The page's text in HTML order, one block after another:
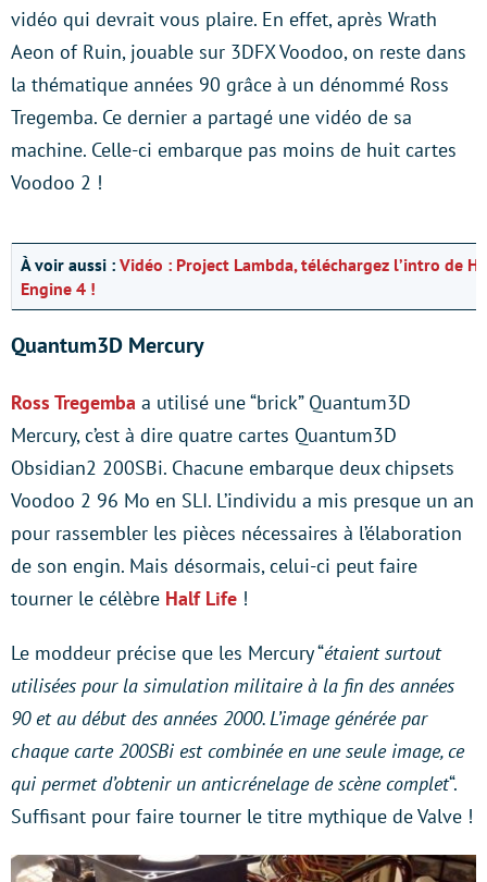
vidéo qui devrait vous plaire. En effet, après Wrath
Aeon of Ruin, jouable sur 3DFX Voodoo, on reste dans
la thématique années 90 grâce à un dénommé Ross
Tregemba. Ce dernier a partagé une vidéo de sa
machine. Celle-ci embarque pas moins de huit cartes
Voodoo 2 !
À voir aussi : Vidéo : Project Lambda, téléchargez l’intro de
Engine 4 !
Quantum3D Mercury
Ross Tregemba a utilisé une “brick” Quantum3D
Mercury, c’est à dire quatre cartes Quantum3D
Obsidian2 200SBi. Chacune embarque deux chipsets
Voodoo 2 96 Mo en SLI. L’individu a mis presque un an
pour rassembler les pièces nécessaires à l’élaboration
de son engin. Mais désormais, celui-ci peut faire
tourner le célèbre Half Life !
Le moddeur précise que les Mercury “étaient surtout
utilisées pour la simulation militaire à la fin des années
90 et au début des années 2000. L’image générée par
chaque carte 200SBi est combinée en une seule image, ce
qui permet d’obtenir un anticrénelage de scène complet“.
Suffisant pour faire tourner le titre mythique de Valve !